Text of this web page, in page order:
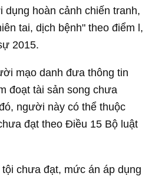
dụng hoàn cảnh chiến tranh,
tai, dịch bệnh" theo điểm l,
2015.
mạo danh đưa thông tin
đoạt tài sản song chưa
người này có thể thuộc
đạt theo Điều 15 Bộ luật
chưa đạt, mức án áp dụng